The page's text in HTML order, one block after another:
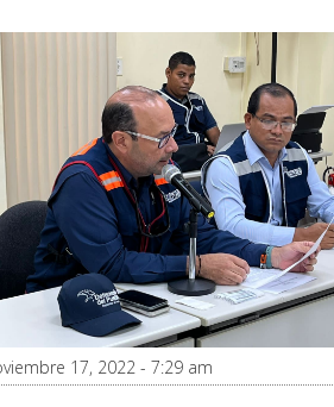
17, 2022 - 7:29 am